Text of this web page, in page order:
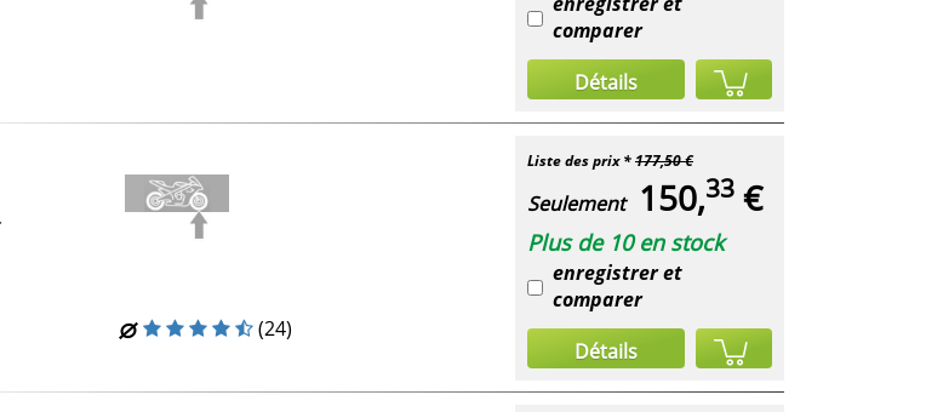
comparer
Détails
(24)
Liste des prix *177,50 €
Seulement 150,33 €
Plus de 10 en stock
enregistrer et
comparer
Détails